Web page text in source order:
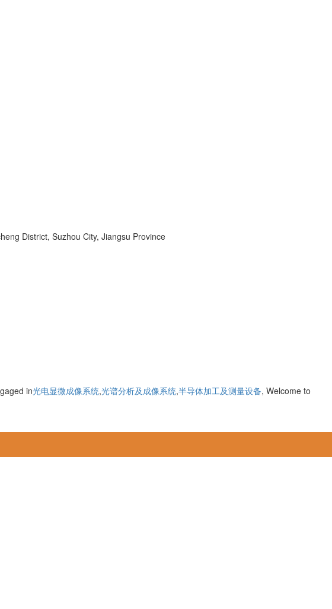
District, Suzhou City, Jiangsu Province
in光电显微成像系统,光谱分析及成像系统,半导体加工及测量设备, Welcome to